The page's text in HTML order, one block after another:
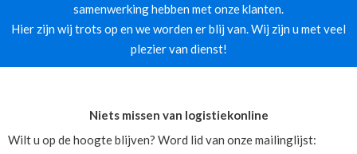
samenwerking hebben met onze klanten.
Hier zijn wij trots op en we worden er blij van. Wij zijn u met veel
plezier van dienst!
Niets missen van logistiekonline
Wilt u op de hoogte blijven? Word lid van onze mailinglijst: